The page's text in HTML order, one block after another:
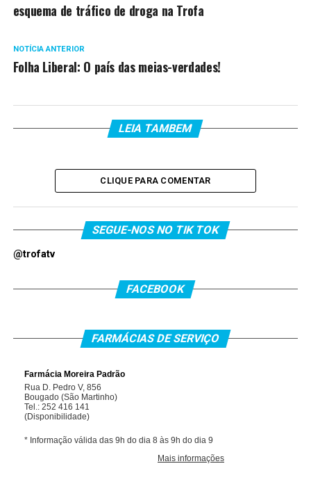
esquema de tráfico de droga na Trofa
NOTÍCIA ANTERIOR
Folha Liberal: O país das meias-verdades!
LEIA TAMBEM
CLIQUE PARA COMENTAR
SEGUE-NOS NO TIK TOK
@trofatv
FACEBOOK
FARMÁCIAS DE SERVIÇO